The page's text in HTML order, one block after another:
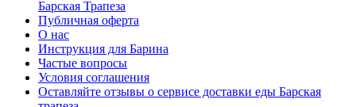
Барская Трапеза
Публичная оферта
О нас
Инструкция для Барина
Частые вопросы
Условия соглашения
Оставляйте отзывы о сервисе доставки еды Барская